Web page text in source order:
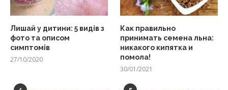
Лишай у дитини: 5 видів з
фото та описом
симптомів
27/10/2020
Как правильно
принимать семена льна:
никакого кипятка и
помола!
30/01/2021